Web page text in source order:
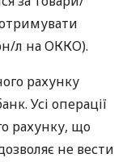
л на ОККО).
рахунку
Усі операції
рахунку, що
не вести